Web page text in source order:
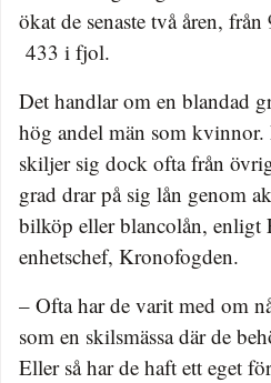
ökat de senaste två åren,
433 i fjol.
Det handlar om en blandad
hög andel män som
skiljer sig dock ofta från
grad drar på sig lån genom
bilköp eller blancolån, enligt
enhetschef, Kronofogden.
– Ofta har de varit med om
som en skilsmässa där de
Eller så har de haft ett eget